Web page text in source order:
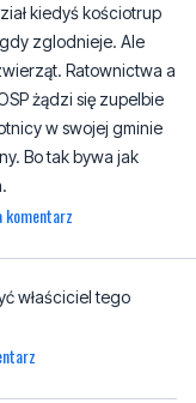
żądzi się zupelbie
w swojej gminie
Bo tak bywa jak
komentarz
właściciel tego